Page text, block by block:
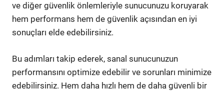
ve diğer güvenlik önlemleriyle sunucunuzu koruyarak
hem performans hem de güvenlik açısından en iyi
sonuçları elde edebilirsiniz.
Bu adımları takip ederek, sanal sunucunuzun
performansını optimize edebilir ve sorunları minimize
edebilirsiniz. Hem daha hızlı hem de daha güvenli bir